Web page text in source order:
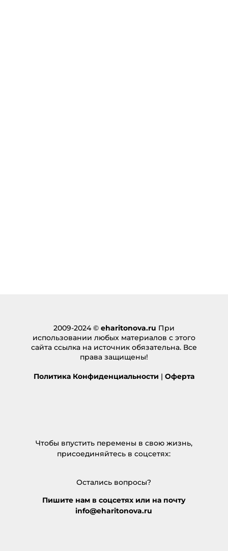
2009-2024 © eharitonova.ru При
использовании любых материалов с этого
сайта ссылка на источник обязательна. Все
права защищены!
Политика Конфиденциальности | Оферта
Чтобы впустить перемены в свою жизнь,
присоединяйтесь в соцсетях:
Остались вопросы?
Пишите нам в соцсетях или на почту
info@eharitonova.ru